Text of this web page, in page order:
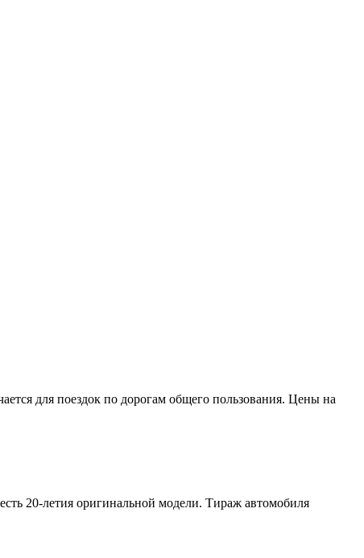
для поездок по дорогам общего пользования. Цены на
20-летия оригинальной модели. Тираж автомобиля